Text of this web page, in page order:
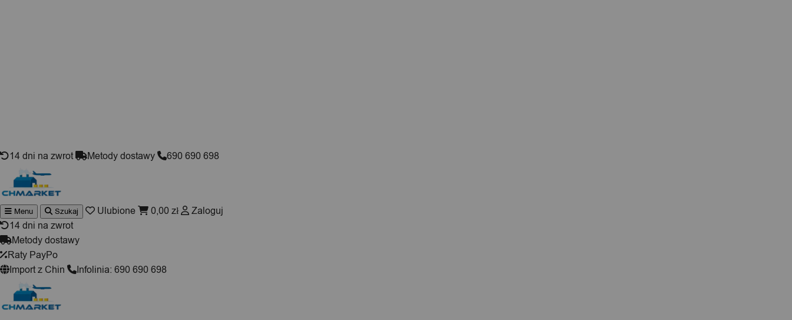
14 dni na zwrot Metody dostawy 690 690 698
Menu Szukaj Ulubione 0,00 zł
Zaloguj
14 dni na zwrot
Metody dostawy
Raty PayPo
Import z Chin
Infolinia: 690 690 698